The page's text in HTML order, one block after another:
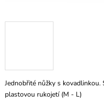
Jednobřité nůžky s
plastovou rukojetí (M - L)